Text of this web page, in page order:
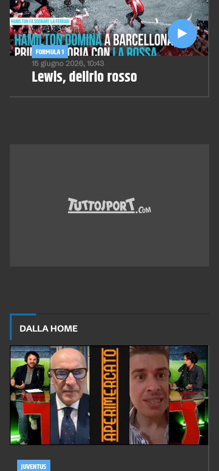
15 giugno 2026, 10:43
FORMULA 1
Lewis, delirio rosso
DALLA HOME
JUVENTUS